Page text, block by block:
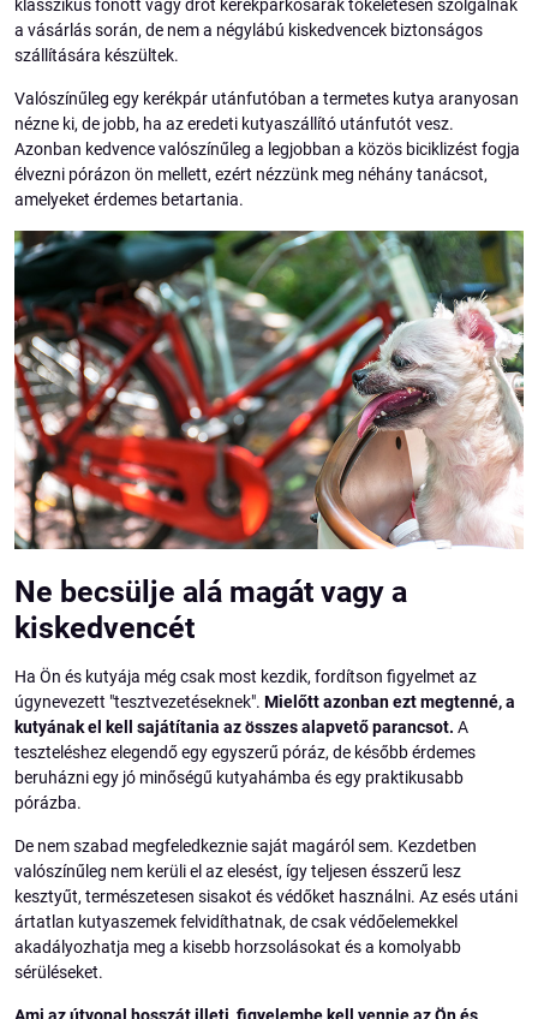
klasszikus fonott vagy drót kerékpárkosarak tökéletesen szolgálnak
a vásárlás során, de nem a négylábú kiskedvencek biztonságos
szállítására készültek.
Valószínűleg egy kerékpár utánfutóban a termetes kutya aranyosan
nézne ki, de jobb, ha az eredeti kutyaszállító utánfutót vesz.
Azonban kedvence valószínűleg a legjobban a közös biciklizést fogja
élvezni pórázon ön mellett, ezért nézzünk meg néhány tanácsot,
amelyeket érdemes betartania.
Ne becsülje alá magát vagy a
kiskedvencét
Ha Ön és kutyája még csak most kezdik, fordítson figyelmet az
úgynevezett "tesztvezetéseknek". Mielőtt azonban ezt megtenné, a
kutyának el kell sajátítania az összes alapvető parancsot. A
teszteléshez elegendő egy egyszerű póráz, de később érdemes
beruházni egy jó minőségű kutyahámba és egy praktikusabb
pórázba.
De nem szabad megfeledkeznie saját magáról sem. Kezdetben
valószínűleg nem kerüli el az elesést, így teljesen ésszerű lesz
kesztyűt, természetesen sisakot és védőket használni. Az esés utáni
ártatlan kutyaszemek felvidíthatnak, de csak védőelemekkel
akadályozhatja meg a kisebb horzsolásokat és a komolyabb
sérüléseket.